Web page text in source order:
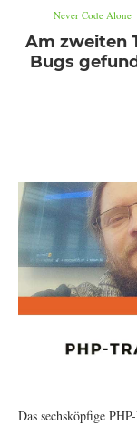
Never Code Alone
Am zweiten
Bugs
Das sechsköpfige